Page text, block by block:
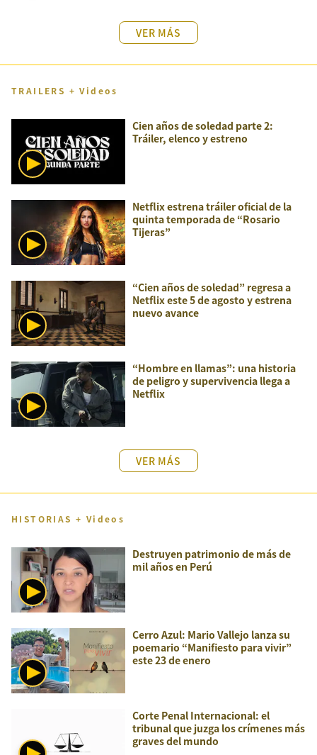
VER MÁS
TRAILERS + Videos
Cien años de soledad parte 2:
Tráiler, elenco y estreno
Netflix estrena tráiler oficial de la
quinta temporada de “Rosario
Tijeras”
“Cien años de soledad” regresa a
Netflix este 5 de agosto y estrena
nuevo avance
“Hombre en llamas”: una historia
de peligro y supervivencia llega a
Netflix
VER MÁS
HISTORIAS + Videos
Destruyen patrimonio de más de
mil años en Perú
Cerro Azul: Mario Vallejo lanza su
poemario “Manifiesto para vivir”
este 23 de enero
Corte Penal Internacional: el
tribunal que juzga los crímenes más
graves del mundo